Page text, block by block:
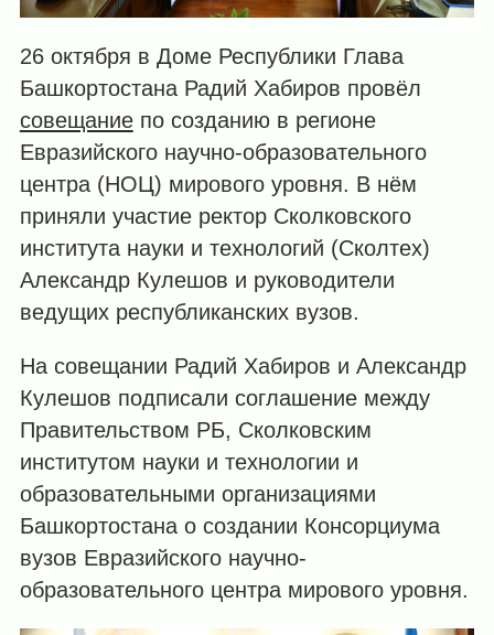
26 октября в Доме Республики Глава
Башкортостана Радий Хабиров провёл
совещаниепо созданию в регионе
Евразийского научно-образовательного
центра (НОЦ) мирового уровня. В нём
приняли участие ректор Сколковского
института науки и технологий (Сколтех)
Александр Кулешов и руководители
ведущих республиканских вузов.
На совещании Радий Хабиров и Александр
Кулешов подписали соглашение между
Правительством РБ, Сколковским
институтом науки и технологии и
образовательными организациями
Башкортостана о создании Консорциума
вузов Евразийского научно-
образовательного центра мирового уровня.